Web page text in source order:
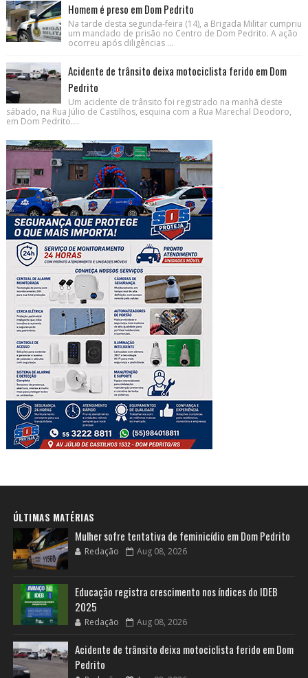
Homem é preso em Dom Pedrito
Na tarde desta segunda-feira (14), a Brigada Militar cumpriu
um mandado de prisão no Centro de Dom Pedrito. A ação
ocorreu após diligências ...
Acidente de trânsito deixa motociclista ferido em Dom
Pedrito
Um acidente de trânsito foi registrado na manhã deste
sábado, na Rua Júlio de Castilhos, esquina com a Rua Marechal Deodoro,
em Dom Pedrito....
ÚLTIMAS MATÉRIAS
Mulher sofre tentativa de feminicídio em Dom Pedrito
Redação Aug 08, 2026
Educação registra crescimento nos índices do IDEB
2025
Redação Aug 08, 2026
Acidente de trânsito deixa motociclista ferido em Dom
Pedrito